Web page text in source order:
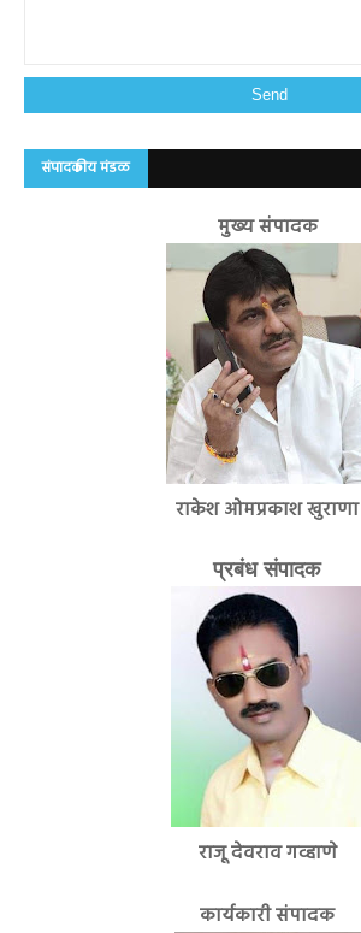
संपादकीय मंडळ
मुख्य संपादक
राकेश ओमप्रकाश खुराणा
प्रबंध संपादक
राजू देवराव गव्हाणे
कार्यकारी संपादक